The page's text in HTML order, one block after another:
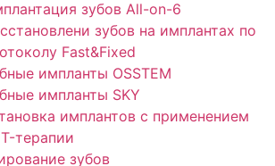
зубов All-on-6
зубов на имплантах по
Fast&Fixed
импланты OSSTEM
импланты SKY
имплантов с применением
терапии
зубов